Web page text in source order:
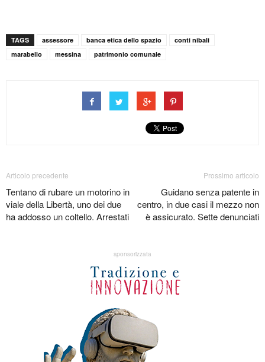
TAGS assessore banca etica dello spazio
conti nibali
marabello
messina patrimonio comunale
Articolo precedente
Tentano di rubare un motorino in
viale della Libertà, uno dei due
ha addosso un coltello. Arrestati
Prossimo articolo
Guidano senza patente in
centro, in due casi il mezzo non
è assicurato. Sette denunciati
sponsorizzata